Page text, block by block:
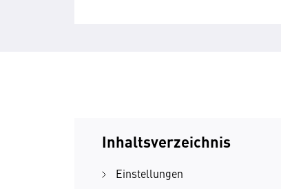
Inhaltsverzeichnis
Einstellungen